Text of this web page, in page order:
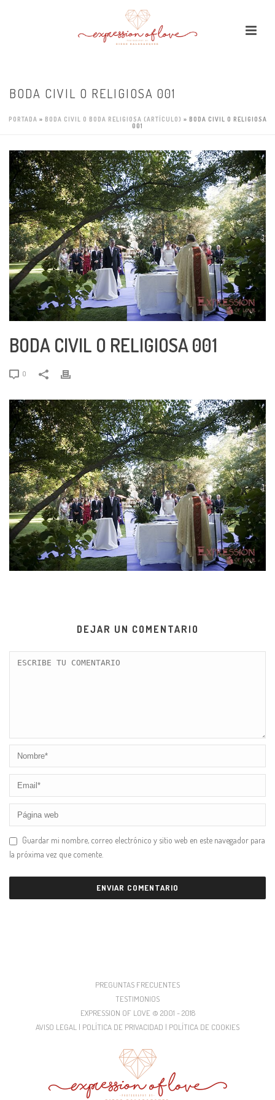
BODA CIVIL O RELIGIOSA 001
PORTADA » BODA CIVIL O BODA RELIGIOSA (ARTÍCULO) » BODA CIVIL O RELIGIOSA
001
BODA CIVIL O RELIGIOSA 001
0
DEJAR UN COMENTARIO
Guardar mi nombre, correo electrónico y sitio web en este navegador para
la próxima vez que comente.
PREGUNTAS FRECUENTES
TESTIMONIOS
EXPRESSION OF LOVE © 2001 - 2018
AVISO LEGAL | POLÍTICA DE PRIVACIDAD | POLÍTICA DE COOKIES